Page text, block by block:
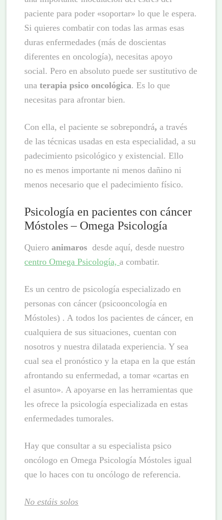
paciente para poder «soportar» lo que le espera.
Si quieres combatir con todas las armas esas
duras enfermedades (más de doscientas
diferentes en oncología), necesitas apoyo
social. Pero en absoluto puede ser sustitutivo de
unaterapia psico oncológica. Es lo que
necesitas para afrontar bien.
Con ella, el paciente se sobrepondrá, a través
de las técnicas usadas en esta especialidad, a su
padecimiento psicológico y existencial. Ello
no es menos importante ni menos dañino ni
menos necesario que el padecimiento físico.
Psicología en pacientes con cáncer
Móstoles – Omega Psicología
Quieroanimaros desde aquí, desde nuestro
centro Omega Psicología,a combatir.
Es un centro de psicología especializado en
personas con cáncer (psicooncología en
Móstoles) . A todos los pacientes de cáncer, en
cualquiera de sus situaciones, cuentan con
nosotros y nuestra dilatada experiencia. Y sea
cual sea el pronóstico y la etapa en la que están
afrontando su enfermedad, a tomar «cartas en
el asunto». A apoyarse en las herramientas que
les ofrece la psicología especializada en estas
enfermedades tumorales.
Hay que consultar a su especialista psico
oncólogo en Omega Psicología Móstoles igual
que lo haces con tu oncólogo de referencia.
No estáis solos